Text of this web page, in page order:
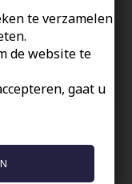
te verzamelen
de website te
gaat u